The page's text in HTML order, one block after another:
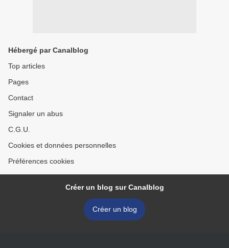
Hébergé par Canalblog
Top articles
Pages
Contact
Signaler un abus
C.G.U.
Cookies et données personnelles
Préférences cookies
Créer un blog sur Canalblog
Créer un blog